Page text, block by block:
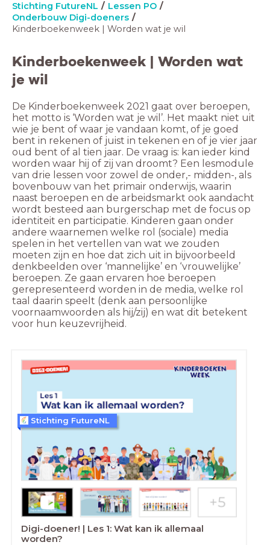
Stichting FutureNL
Lessen PO
Onderbouw Digi-doeners
Kinderboekenweek | Worden wat je wil
Kinderboekenweek | Worden wat
je wil
De Kinderboekenweek 2021 gaat over beroepen,
het motto is ‘Worden wat je wil’. Het maakt niet uit
wie je bent of waar je vandaan komt, of je goed
bent in rekenen of juist in tekenen en of je vier jaar
oud bent of al tien jaar. De vraag is: kan ieder kind
worden waar hij of zij van droomt? Een lesmodule
van drie lessen voor zowel de onder,- midden-, als
bovenbouw van het primair onderwijs, waarin
naast beroepen en de arbeidsmarkt ook aandacht
wordt besteed aan burgerschap met de focus op
identiteit en participatie. Kinderen gaan onder
andere waarnemen welke rol (sociale) media
spelen in het vertellen van wat we zouden
moeten zijn en hoe dat zich uit in bijvoorbeeld
denkbeelden over ‘mannelijke’ en ‘vrouwelijke’
beroepen. Ze gaan ervaren hoe beroepen
gerepresenteerd worden in de media, welke rol
taal daarin speelt (denk aan persoonlijke
voornaamwoorden als hij/zij) en wat dit betekent
voor hun keuzevrijheid.
Digi-doener! | Les 1: Wat kan ik allemaal
worden?
Stichting FutureNL